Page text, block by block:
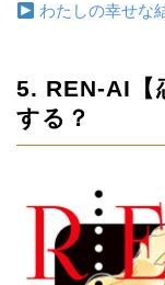
わたしの幸せな
5. REN-AI【
する？